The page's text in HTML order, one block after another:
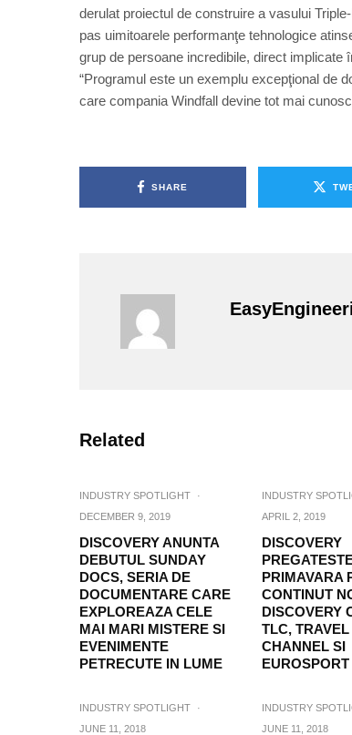
derulat proiectul de construire a vasului
pas uimitoarele performanţe tehnologice
grup de persoane incredibile, direct implicate
“Programul este un exemplu excepţional de
care compania Windfall devine tot mai
SHARE
Related
INDUSTRY SPOTLIGHT
·
DECEMBER 9, 2019
DISCOVERY ANUNTA
DEBUTUL SUNDAY
DOCS, SERIA DE
DOCUMENTARE CARE
EXPLOREAZA CELE
MAI MARI MISTERE SI
EVENIMENTE
PETRECUTE IN LUME
INDUSTRY
APRIL 2, 2019
DISCOVERY
PRIMAVARA
CONTINUT
DISCOVERY
TLC, TRAVEL
CHANNEL SI
EUROSPORT
INDUSTRY SPOTLIGHT
·
JUNE 11, 2018
INDUSTRY
JUNE 11, 2018